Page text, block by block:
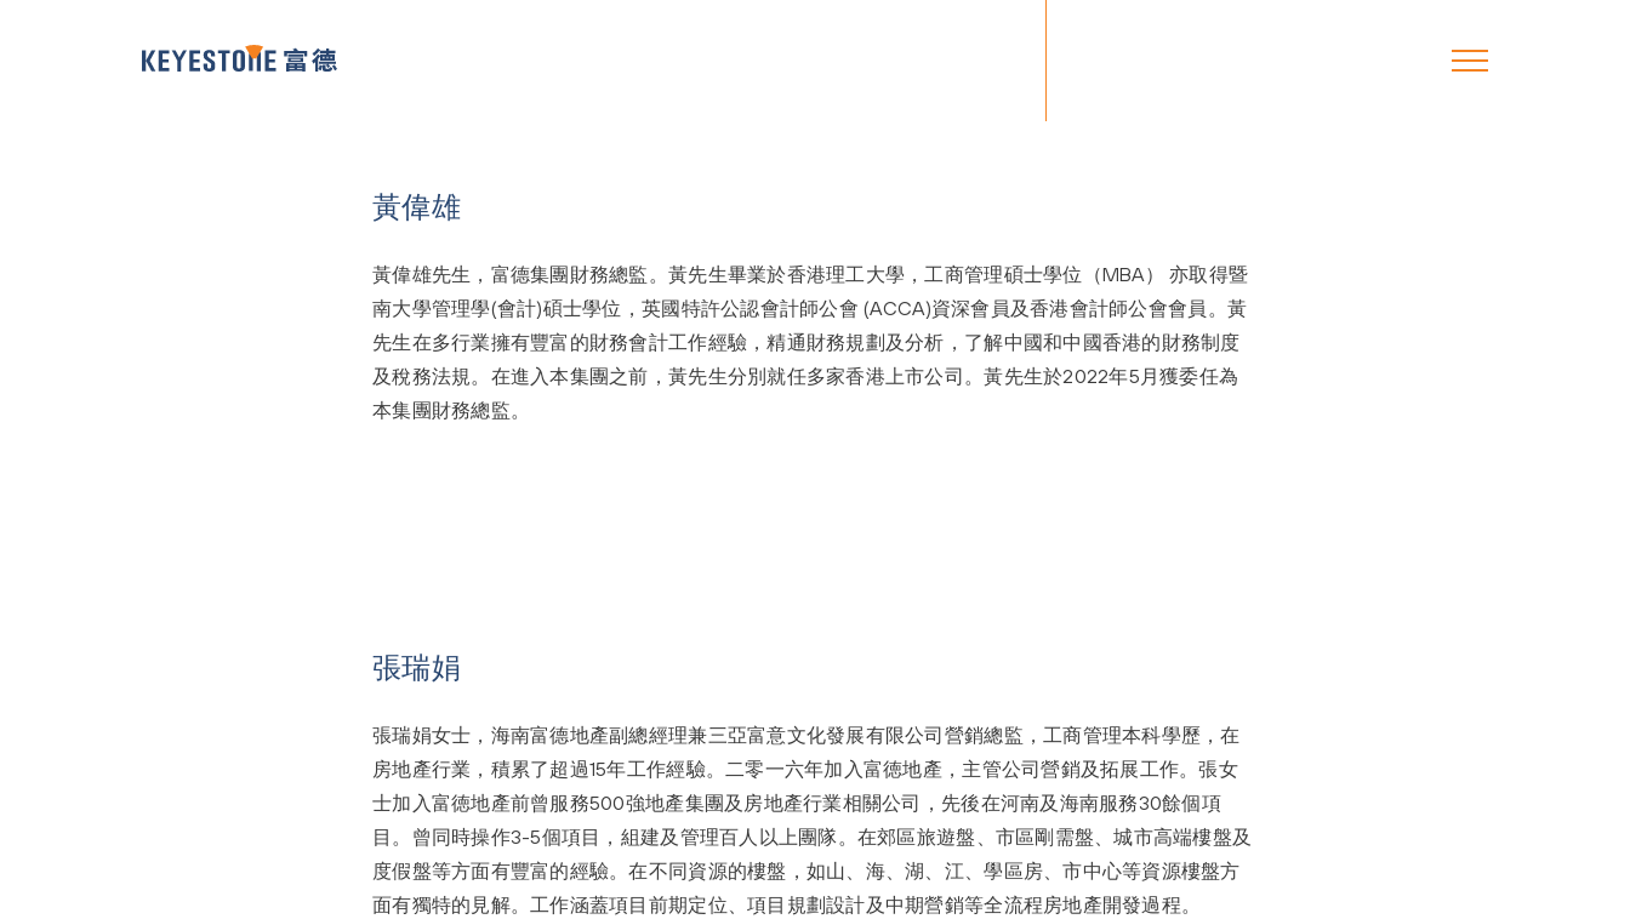
黃偉雄
黃偉雄先生，富德集團財務總監。黃先生畢業於香港理工大學，工商管理碩士學位（MBA） 亦取得暨
南大學管理學(會計)碩士學位，英國特許公認會計師公會 (ACCA)資深會員及香港會計師公會會員。黃
先生在多行業擁有豐富的財務會計工作經驗，精通財務規劃及分析，了解中國和中國香港的財務制度
及稅務法規。在進入本集團之前，黃先生分別就任多家香港上市公司。黃先生於2022年5月獲委任為
本集團財務總監。
張瑞娟
張瑞娟女士，海南富德地產副總經理兼三亞富意文化發展有限公司營銷總監，工商管理本科學歷，在
房地產行業，積累了超過15年工作經驗。二零一六年加入富徳地產，主管公司營銷及拓展工作。張女
士加入富徳地產前曾服務500強地產集團及房地產行業相關公司，先後在河南及海南服務30餘個項
目。曾同時操作3-5個項目，組建及管理百人以上團隊。在郊區旅遊盤、市區剛需盤、城市高端樓盤及
度假盤等方面有豐富的經驗。在不同資源的樓盤，如山、海、湖、江、學區房、市中心等資源樓盤方
面有獨特的見解。工作涵蓋項目前期定位、項目規劃設計及中期營銷等全流程房地產開發過程。